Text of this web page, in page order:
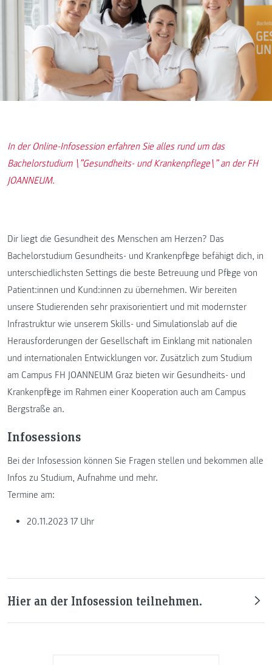
In der Online-Infosession erfahren Sie alles rund um das
Bachelorstudium \”Gesundheits- und Krankenpflege\” an der FH
JOANNEUM.
Dir liegt die Gesundheit des Menschen am Herzen? Das
Bachelorstudium Gesundheits- und Krankenpflege befähigt dich, in
unterschiedlichsten Settings die beste Betreuung und Pflege von
Patient:innen und Kund:innen zu übernehmen. Wir bereiten
unsere Studierenden sehr praxisorientiert und mit modernster
Infrastruktur wie unserem Skills- und Simulationslab auf die
Herausforderungen der Gesellschaft im Einklang mit nationalen
und internationalen Entwicklungen vor. Zusätzlich zum Studium
am Campus FH JOANNEUM Graz bieten wir Gesundheits- und
Krankenpflege im Rahmen einer Kooperation auch am Campus
Bergstraße an.
Infosessions
Bei der Infosession können Sie Fragen stellen und bekommen alle
Infos zu Studium, Aufnahme und mehr.
Termine am:
20.11.2023 17 Uhr
Hier an der Infosession teilnehmen.